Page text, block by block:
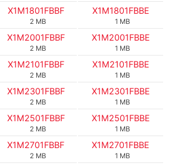
X1M1801FBBF
2 MB
X1M1801FBBE
1 MB
X1M2001FBBF
2 MB
X1M2001FBBE
1 MB
X1M2101FBBF
2 MB
X1M2101FBBE
1 MB
X1M2301FBBF
2 MB
X1M2301FBBE
1 MB
X1M2501FBBF
2 MB
X1M2501FBBE
1 MB
X1M2701FBBF
2 MB
X1M2701FBBE
1 MB